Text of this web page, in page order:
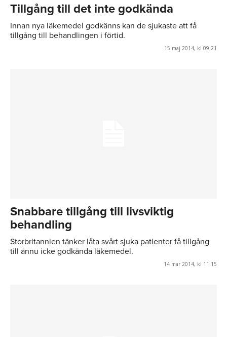
Tillgång till det inte godkända
Innan nya läkemedel godkänns kan de sjukaste att få
tillgång till behandlingen i förtid.
15 maj 2014, kl 09:21
Snabbare tillgång till livsviktig
behandling
Storbritannien tänker låta svårt sjuka patienter få tillgång
till ännu icke godkända läkemedel.
14 mar 2014, kl 11:15